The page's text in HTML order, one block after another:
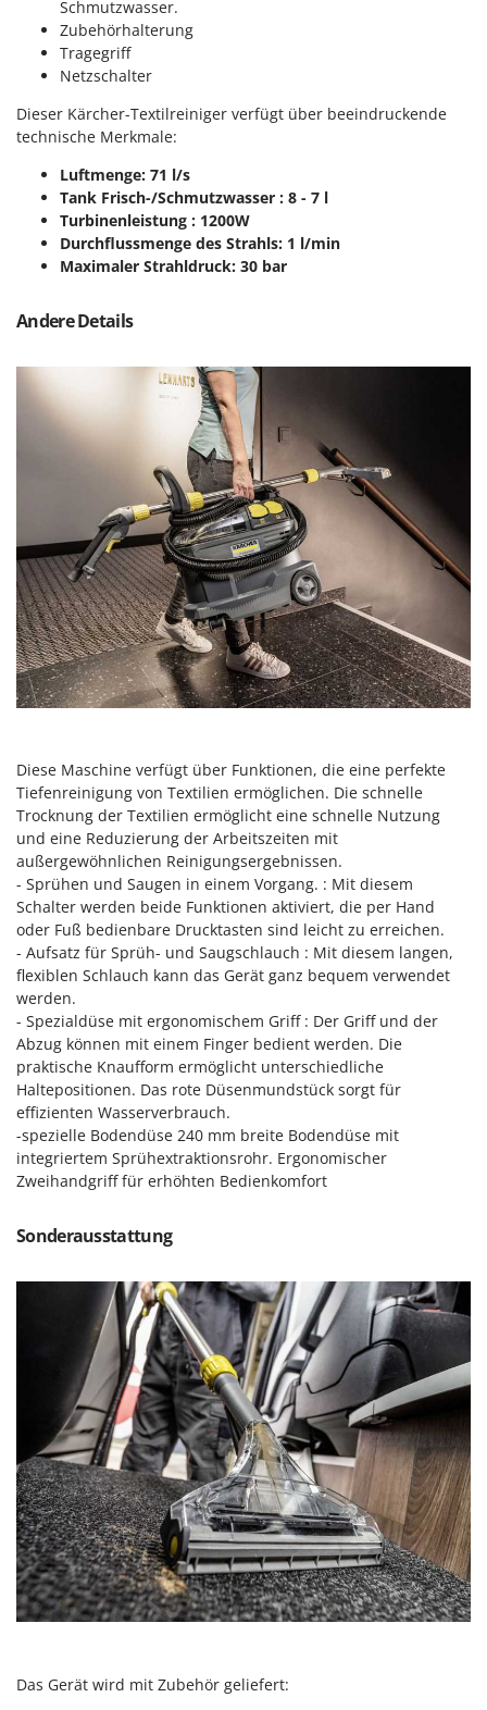
Rührtöpfe mit Elektrischem Rührwerk
Rupfmaschinen
S
Sämaschinen und Düngerstreuer
Scheibenpflüge
Schneefräsen
Schneeräumer
Schrotmühlen - elektrisch
Schweißgeräte
Seilwinden - Motorseilwinden
Sichelmähwerke für Traktoren
Sichelmulcher für Traktoren
Sortierer für Oliven
Sprühgeräte für Pflanzenbehandlung
Stäubegeräte für Traktor
Staubsauger - Elektrobesen
T
Teppichreiniger und Teppichbodenreiniger
Thermische und mechanische Unkrautbrenner
Tomatenpressen
U
Umfüllpumpen
Umkehrfräsen
V
Vakuumiergeräte
Vertikutierer
Vogelscheuchen - Vogelabwehr
W
Wasserpumpen
Wasserpumpen für Traktoren
Wein- und Obstpressen
Wein- und Ölschichtenfilter
Weitere Produkte
Wippsägen
Zerstäuber
Zinkeneggen
Zubehör für Rasentraktoren
GreenBay
Greenworks
GRIFO
GVS
GYS
Hailo
Helvi
Henx
HiKOKI
I
Idromatic
Il-Tec
Intec
Intex
Iseki
Italyco
ITM
K
KAAZ
Karcher
Kasco
Kemper
Kenwood
Keter
KitchenAid
Komo
L
Laica
Lampacrescia - MGM
Landxcape
LAR Casalinghi
Linea VZ
Lisam
Lotusgrill
M.A.I.BO.
Macom
Macte Ovens
Makita
MAMMAMIA
Marcato
Marina Systems
Master
Schmutzwasser.
Zubehörhalterung
Tragegriff
Netzschalter
Dieser Kärcher-Textilreiniger verfügt über beeindruckende
technische Merkmale:
Luftmenge: 71 l/s
Tank Frisch-/Schmutzwasser : 8 - 7 l
Turbinenleistung : 1200W
Durchflussmenge des Strahls: 1 l/min
Maximaler Strahldruck: 30 bar
Andere Details
Diese Maschine verfügt über Funktionen, die eine perfekte
Tiefenreinigung von Textilien ermöglichen. Die schnelle
Trocknung der Textilien ermöglicht eine schnelle Nutzung
und eine Reduzierung der Arbeitszeiten mit
außergewöhnlichen Reinigungsergebnissen.
- Sprühen und Saugen in einem Vorgang. : Mit diesem
Schalter werden beide Funktionen aktiviert, die per Hand
oder Fuß bedienbare Drucktasten sind leicht zu erreichen.
- Aufsatz für Sprüh- und Saugschlauch : Mit diesem langen,
flexiblen Schlauch kann das Gerät ganz bequem verwendet
werden.
- Spezialdüse mit ergonomischem Griff : Der Griff und der
Abzug können mit einem Finger bedient werden. Die
praktische Knaufform ermöglicht unterschiedliche
Haltepositionen. Das rote Düsenmundstück sorgt für
effizienten Wasserverbrauch.
-spezielle Bodendüse 240 mm breite Bodendüse mit
integriertem Sprühextraktionsrohr. Ergonomischer
Zweihandgriff für erhöhten Bedienkomfort
Sonderausstattung
Das Gerät wird mit Zubehör geliefert: